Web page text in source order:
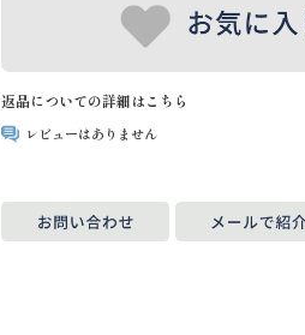
返品についての詳細はこちら
レビューはありません